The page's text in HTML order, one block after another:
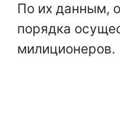
По их данным,
порядка
милиционеров.